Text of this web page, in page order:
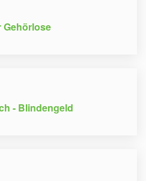
Gehörlose
- Blindengeld